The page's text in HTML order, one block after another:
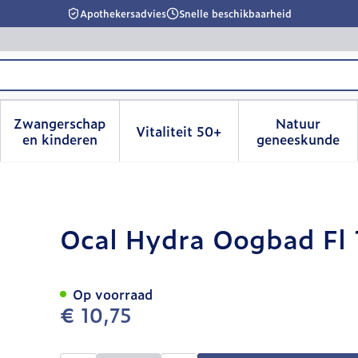
Apothekersadvies Snelle beschikbaarheid
verzorging en hygiëne categorie
voor Dieet, voeding en vitamines categorie
Zwangerschap
en kinderenToon submenu voor Zwangerschap en
Vitaliteit 50+Toon submenu voor
Natuur
geneeskunde
Toon
Ocal Hydra Oogbad Fl
€ 10,75
Op voorraad